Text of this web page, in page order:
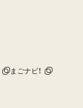
まごナビ！